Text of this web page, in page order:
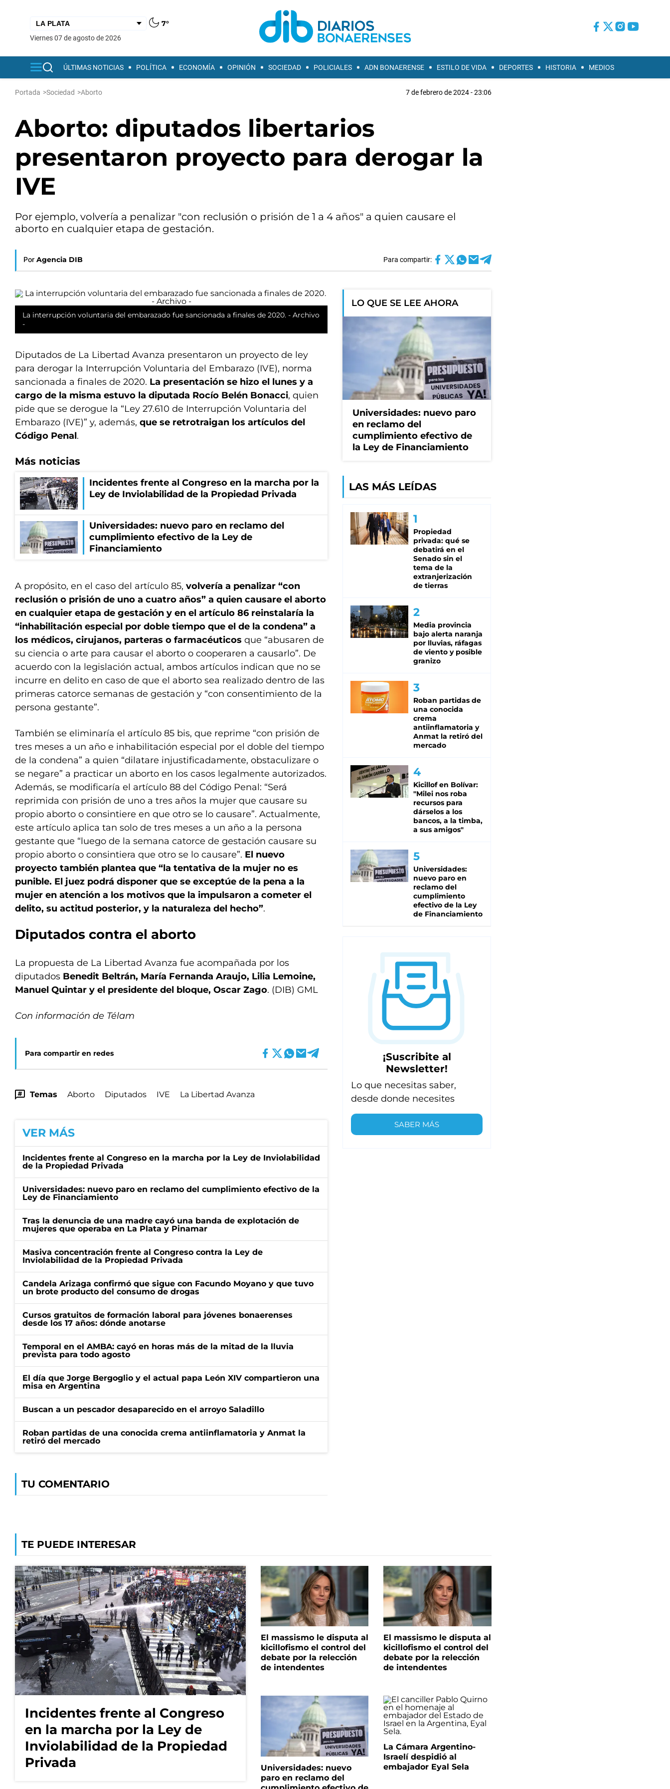
7°
viernes 07 de agosto de 2026
ÚLTIMAS NOTICIAS POLÍTICA ECONOMÍA OPINIÓN SOCIEDAD POLICIALES ADN BONAERENSE ESTILO DE VIDA DEPORTES HISTORIA MEDIOS
Portada >Sociedad >Aborto 7 de febrero de 2024 - 23:06
Aborto: diputados libertarios
presentaron proyecto para derogar la
IVE
Por ejemplo, volvería a penalizar "con reclusión o prisión de 1 a 4 años" a quien causare el
aborto en cualquier etapa de gestación.
Por Agencia DIB Para compartir:
La interrupción voluntaria del embarazado fue sancionada a finales de 2020. - Archivo
-
Diputados de La Libertad Avanza presentaron un proyecto de ley
para derogar la Interrupción Voluntaria del Embarazo (IVE), norma
sancionada a finales de 2020. La presentación se hizo el lunes y a
cargo de la misma estuvo la diputada Rocío Belén Bonacci, quien
pide que se derogue la “Ley 27.610 de Interrupción Voluntaria del
Embarazo (IVE)” y, además, que se retrotraigan los artículos del
Código Penal.
Más noticias
Incidentes frente al Congreso en la marcha por la
Ley de Inviolabilidad de la Propiedad Privada
Universidades: nuevo paro en reclamo del
cumplimiento efectivo de la Ley de
Financiamiento
A propósito, en el caso del artículo 85, volvería a penalizar “con
reclusión o prisión de uno a cuatro años” a quien causare el aborto
en cualquier etapa de gestación y en el artículo 86 reinstalaría la
“inhabilitación especial por doble tiempo que el de la condena” a
los médicos, cirujanos, parteras o farmacéuticos que “abusaren de
su ciencia o arte para causar el aborto o cooperaren a causarlo”. De
acuerdo con la legislación actual, ambos artículos indican que no se
incurre en delito en caso de que el aborto sea realizado dentro de las
primeras catorce semanas de gestación y “con consentimiento de la
persona gestante”.
También se eliminaría el artículo 85 bis, que reprime “con prisión de
tres meses a un año e inhabilitación especial por el doble del tiempo
de la condena” a quien “dilatare injustificadamente, obstaculizare o
se negare” a practicar un aborto en los casos legalmente autorizados.
Además, se modificaría el artículo 88 del Código Penal: “Será
reprimida con prisión de uno a tres años la mujer que causare su
propio aborto o consintiere en que otro se lo causare”. Actualmente,
este artículo aplica tan solo de tres meses a un año a la persona
gestante que “luego de la semana catorce de gestación causare su
propio aborto o consintiera que otro se lo causare”. El nuevo
proyecto también plantea que “la tentativa de la mujer no es
punible. El juez podrá disponer que se exceptúe de la pena a la
mujer en atención a los motivos que la impulsaron a cometer el
delito, su actitud posterior, y la naturaleza del hecho”.
Diputados contra el aborto
La propuesta de La Libertad Avanza fue acompañada por los
diputados Benedit Beltrán, María Fernanda Araujo, Lilia Lemoine,
Manuel Quintar y el presidente del bloque, Oscar Zago. (DIB) GML
Con información de Télam
Para compartir en redes
Temas Aborto Diputados IVE La Libertad Avanza
VER MÁS
Incidentes frente al Congreso en la marcha por la Ley de Inviolabilidad
de la Propiedad Privada
Universidades: nuevo paro en reclamo del cumplimiento efectivo de la
Ley de Financiamiento
Tras la denuncia de una madre cayó una banda de explotación de
mujeres que operaba en La Plata y Pinamar
Masiva concentración frente al Congreso contra la Ley de
Inviolabilidad de la Propiedad Privada
Candela Arizaga confirmó que sigue con Facundo Moyano y que tuvo
un brote producto del consumo de drogas
Cursos gratuitos de formación laboral para jóvenes bonaerenses
desde los 17 años: dónde anotarse
Temporal en el AMBA: cayó en horas más de la mitad de la lluvia
prevista para todo agosto
El día que Jorge Bergoglio y el actual papa León XIV compartieron una
misa en Argentina
Buscan a un pescador desaparecido en el arroyo Saladillo
Roban partidas de una conocida crema antiinflamatoria y Anmat la
retiró del mercado
TU COMENTARIO
LO QUE SE LEE AHORA
Universidades: nuevo paro
en reclamo del
cumplimiento efectivo de
la Ley de Financiamiento
LAS MÁS LEÍDAS
Propiedad
privada: qué se
debatirá en el
Senado sin el
tema de la
extranjerización
de tierras
Media provincia
bajo alerta naranja
por lluvias, ráfagas
de viento y posible
granizo
Roban partidas de
una conocida
crema
antiinflamatoria y
Anmat la retiró del
mercado
Kicillof en Bolívar:
"Milei nos roba
recursos para
dárselos a los
bancos, a la timba,
a sus amigos"
Universidades:
nuevo paro en
reclamo del
cumplimiento
efectivo de la Ley
de Financiamiento
¡Suscribite al
Newsletter!
Lo que necesitas saber,
desde donde necesites
SABER MÁS
TE PUEDE INTERESAR
Incidentes frente al Congreso
en la marcha por la Ley de
Inviolabilidad de la Propiedad
Privada
El massismo le disputa al
kicillofismo el control del
debate por la relección
de intendentes
El massismo le disputa al
kicillofismo el control del
debate por la relección
de intendentes
Universidades: nuevo
paro en reclamo del
La Cámara Argentino-
Israelí despidió al
embajador Eyal Sela